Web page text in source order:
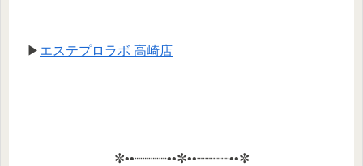
▶ エステプロラボ 高崎店
✼••┈┈┈┈••✼••┈┈┈┈••✼